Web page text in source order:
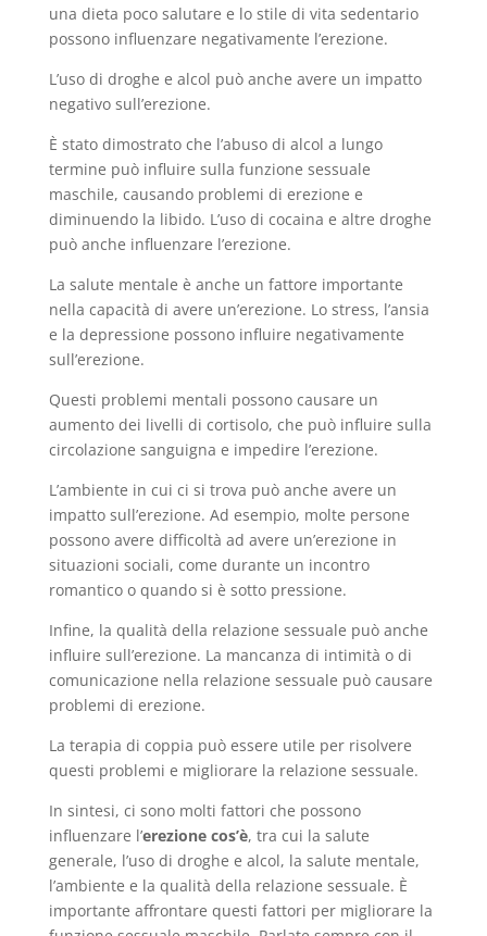
una dieta poco salutare e lo stile di vita sedentario
possono influenzare negativamente l’erezione.
L’uso di droghe e alcol può anche avere un impatto
negativo sull’erezione.
È stato dimostrato che l’abuso di alcol a lungo
termine può influire sulla funzione sessuale
maschile, causando problemi di erezione e
diminuendo la libido. L’uso di cocaina e altre droghe
può anche influenzare l’erezione.
La salute mentale è anche un fattore importante
nella capacità di avere un’erezione. Lo stress, l’ansia
e la depressione possono influire negativamente
sull’erezione.
Questi problemi mentali possono causare un
aumento dei livelli di cortisolo, che può influire sulla
circolazione sanguigna e impedire l’erezione.
L’ambiente in cui ci si trova può anche avere un
impatto sull’erezione. Ad esempio, molte persone
possono avere difficoltà ad avere un’erezione in
situazioni sociali, come durante un incontro
romantico o quando si è sotto pressione.
Infine, la qualità della relazione sessuale può anche
influire sull’erezione. La mancanza di intimità o di
comunicazione nella relazione sessuale può causare
problemi di erezione.
La terapia di coppia può essere utile per risolvere
questi problemi e migliorare la relazione sessuale.
In sintesi, ci sono molti fattori che possono
influenzare l’erezione cos’è, tra cui la salute
generale, l’uso di droghe e alcol, la salute mentale,
l’ambiente e la qualità della relazione sessuale. È
importante affrontare questi fattori per migliorare la